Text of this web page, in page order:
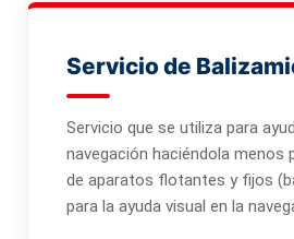
Servicio de
Servicio que se utiliza para
navegación haciéndola menos
de aparatos flotantes y fijos
para la ayuda visual en la